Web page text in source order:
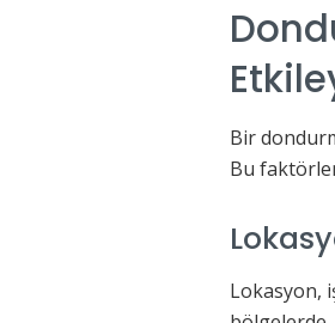
Bir
Bu
Lokasyon,